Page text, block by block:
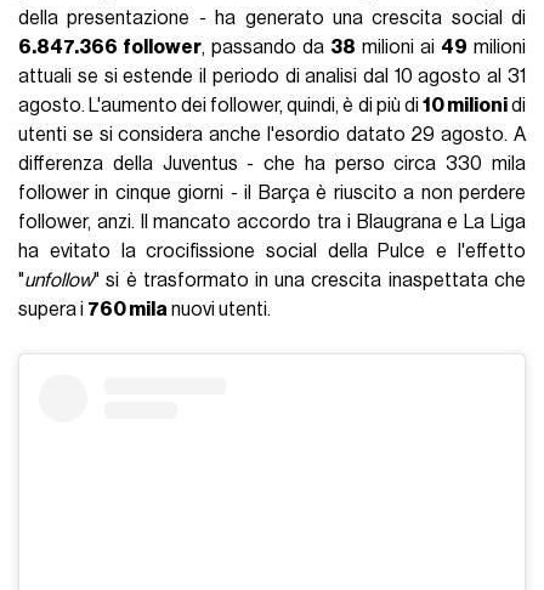
della presentazione - ha generato una crescita social di
6.847.366 follower, passando da 38 milioni ai 49 milioni
attuali se si estende il periodo di analisi dal 10 agosto al 31
agosto. L'aumento dei follower, quindi, è di più di 10 milionidi
utenti se si considera anche l'esordio datato 29 agosto. A
differenza della Juventus - che ha perso circa 330 mila
follower in cinque giorni - il Barça è riuscito a non perdere
follower, anzi. Il mancato accordo tra i Blaugrana e La Liga
ha evitato la crocifissione social della Pulce e l'effetto
"unfollow" si è trasformato in una crescita inaspettata che
supera i 760 mila nuovi utenti.